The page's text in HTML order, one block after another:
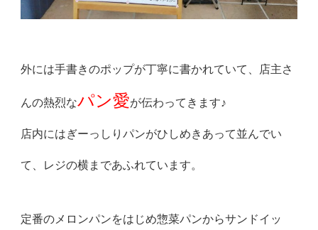
外には手書きのポップが丁寧に書かれていて、店主さ
んの熱烈なパン愛が伝わってきます♪
店内にはぎーっしりパンがひしめきあって並んでい
て、レジの横まであふれています。
定番のメロンパンをはじめ惣菜パンからサンドイッ